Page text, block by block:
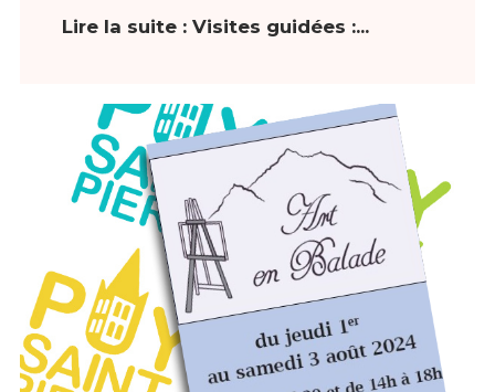
Lire la suite : Visites guidées :...